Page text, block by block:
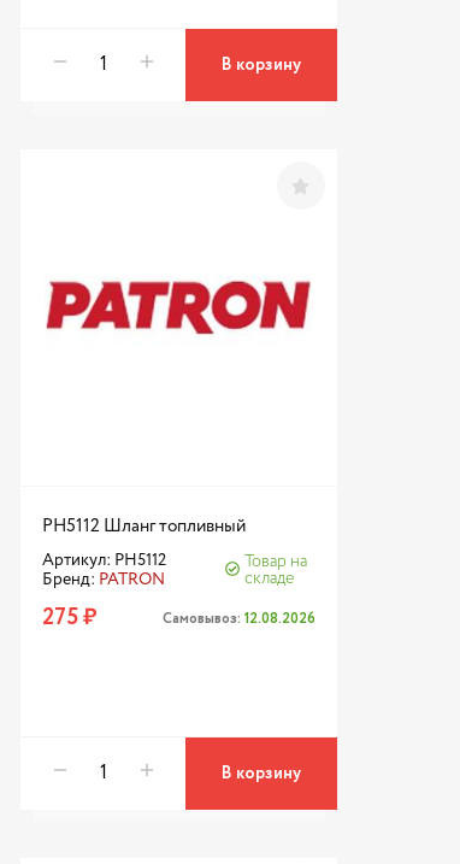
В корзину
PH5112 Шланг топливный
Артикул: PH5112
Бренд: PATRON
Товар на
складе
275 ₽ Самовывоз: 12.08.2026
В корзину